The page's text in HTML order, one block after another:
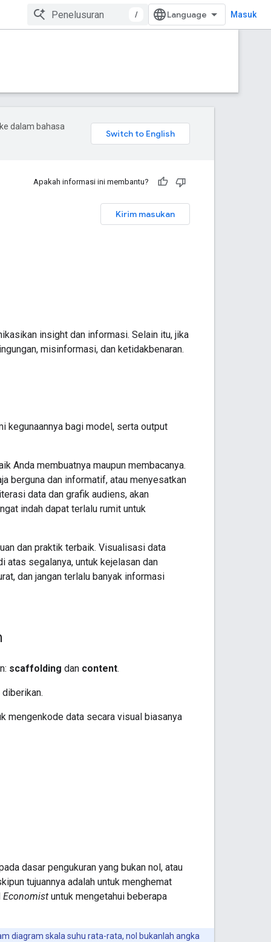
/ Masuk
dalam bahasa
Apakah informasi ini membantu?
Kirim masukan
insight dan informasi. Selain itu, jika
misinformasi, dan ketidakbenaran.
kegunaannya bagi model, serta output
Anda membuatnya maupun membacanya.
berguna dan informatif, atau menyesatkan
data dan grafik audiens, akan
indah dapat terlalu rumit untuk
dan praktik terbaik. Visualisasi data
atas segalanya, untuk kejelasan dan
dan jangan terlalu banyak informasi
scaffolding dan content.
mengenkode data secara visual biasanya
dasar pengukuran yang bukan nol, atau
tujuannya adalah untuk menghemat
Economist untuk mengetahui beberapa
diagram skala suhu rata-rata, nol bukanlah angka